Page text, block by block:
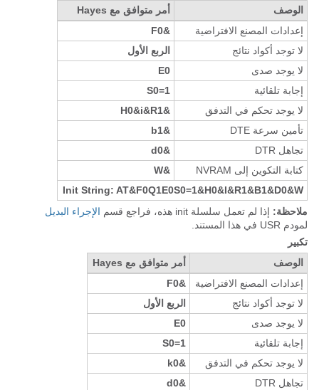
الوصف
أمر متوافق مع Hayes
إعدادات المصنع الافتراضية
&F0
لا توجد أكواد نتائج
الربع الأول
لا يوجد صدى
E0
إجابة تلقائية
S0=1
لا يوجد تحكم في التدفق
&H0&i&R1
تأمين سرعة DTE
&b1
تجاهل DTR
&d0
كتابة التكوين إلى NVRAM
&W
Init String: AT&F0Q1E0S0=1&H0&I&R1&B1&D0&W
ملاحظة: إذا لم تعمل سلسلة init هذه، فراجع قسم
الإجراء البديل
لمودم USR في هذا المستند.
تكبير
الوصف
أمر متوافق مع Hayes
إعدادات المصنع الافتراضية
&F0
لا توجد أكواد نتائج
الربع الأول
لا يوجد صدى
E0
إجابة تلقائية
S0=1
لا يوجد تحكم في التدفق
&k0
تجاهل DTR
&d0